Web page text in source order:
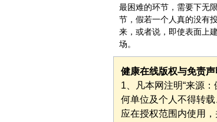
最困难的环节，需要下无
节，假若一个人真的没有
来，或者说，即使表面上
场。
健康在线版权与免责声
1、凡本网注明“来源
何单位及个人不得转
应在授权范围内使用